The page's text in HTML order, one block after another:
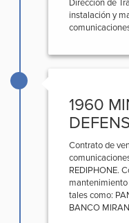
Dirección de
instalación y
1960
Contrato de
REDIPHONE.
tales como:
BANCO